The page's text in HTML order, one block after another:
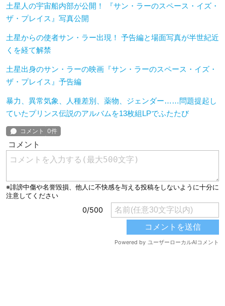
土星人の宇宙船内部が公開！ 『サン・ラーのスペース・イズ・
ザ・プレイス』写真公開
土星からの使者サン・ラー出現！ 予告編と場面写真が半世紀近
くを経て解禁
土星出身のサン・ラーの映画『サン・ラーのスペース・イズ・
ザ・プレイス』予告編
暴力、異常気象、人種差別、薬物、ジェンダー……問題提起し
ていたプリンス伝説のアルバムを13枚組LPでふたたび